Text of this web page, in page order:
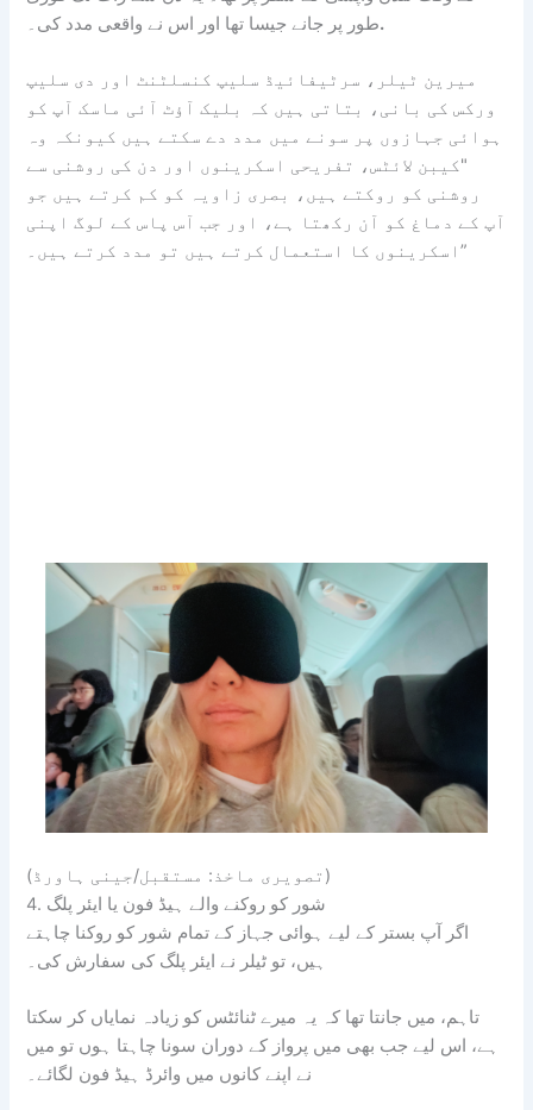
طور پر جانے جیسا تھا اور اس نے واقعی مدد کی۔.
میرین ٹیلر، سرٹیفائیڈ سلیپ کنسلٹنٹ اور دی سلیپ
ورکس کی بانی، بتاتی ہیں کہ بلیک آؤٹ آئی ماسک آپ کو
ہوائی جہازوں پر سونے میں مدد دے سکتے ہیں کیونکہ وہ
"کیبن لائٹس، تفریحی اسکرینوں اور دن کی روشنی سے
روشنی کو روکتے ہیں، بصری زاویہ کو کم کرتے ہیں جو
آپ کے دماغ کو آن رکھتا ہے، اور جب آس پاس کے لوگ اپنی
اسکرینوں کا استعمال کرتے ہیں تو مدد کرتے ہیں۔”
(تصویری ماخذ: مستقبل/جینی ہاورڈ)
4. شور کو روکنے والے ہیڈ فون یا ایئر پلگ
اگر آپ بستر کے لیے ہوائی جہاز کے تمام شور کو روکنا چاہتے
ہیں، تو ٹیلر نے ایئر پلگ کی سفارش کی۔
تاہم، میں جانتا تھا کہ یہ میرے ٹنائٹس کو زیادہ نمایاں کر سکتا
ہے، اس لیے جب بھی میں پرواز کے دوران سونا چاہتا ہوں تو میں
نے اپنے کانوں میں وائرڈ ہیڈ فون لگائے۔